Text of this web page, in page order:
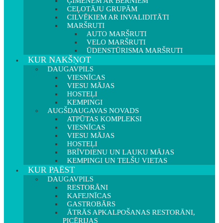
CEĻOTĀJU GRUPĀM
CILVĒKIEM AR INVALIDITĀTI
MARŠRUTI
AUTO MARŠRUTI
VELO MARŠRUTI
ŪDENSTŪRISMA MARŠRUTI
KUR NAKŠŅOT
DAUGAVPILS
VIESNĪCAS
VIESU MĀJAS
HOSTEĻI
KEMPINGI
AUGŠDAUGAVAS NOVADS
ATPŪTAS KOMPLEKSI
VIESNĪCAS
VIESU MĀJAS
HOSTEĻI
BRĪVDIENU UN LAUKU MĀJAS
KEMPINGI UN TELŠU VIETAS
KUR PAĒST
DAUGAVPILS
RESTORĀNI
KAFEJNĪCAS
GASTROBĀRS
ĀTRĀS APKALPOŠANAS RESTORĀNI,
PICĒRIJAS